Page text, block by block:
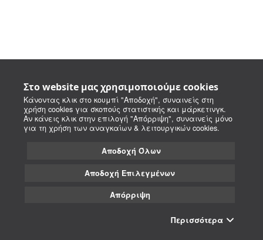
Στο website μας χρησιμοποιούμε cookies
Κάνοντας κλικ στο κουμπί "Αποδοχή", συναινείς στη
χρήση cookies για σκοπούς στατιστικής και μάρκετινγκ.
Αν κάνεις κλικ στην επιλογή "Απόρριψη", συναινείς μόνο
για τη χρήση των αναγκαίων & λειτουργικών cookies.
Αποδοχή Όλων
Αποδοχή Επιλεγμένων
Απόρριψη
Περισσότερα